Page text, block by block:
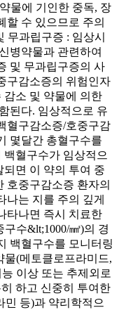
물에 기인한 중독, 장
할 수 있으므로 주의
무과립구증 : 임상시
병약물과 관련하여
및 무과립구증의 사
구감소증의 위험인자
감소 및 약물에 의한
된다. 임상적으로 유
혈구감소증/호중구감
몇달간 총혈구수를
백혈구수가 임상적으
면 이 약의 투여 중
호중구감소증 환자의
나는 지를 주의 깊게
타나면 즉시 치료한
수&lt;1000/㎣)의 경
백혈구수를 모니터링
물(메토클로프라미드,
이상 또는 추제외로
하고 신중히 투여한
민 등)과 약리학적으